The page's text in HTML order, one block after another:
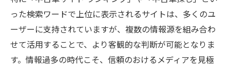
った検索ワードで上位に表示されるサイトは、多くのユ
ーザーに支持されていますが、複数の情報源を組み合わ
せて活用することで、より客観的な判断が可能となりま
す。情報過多の時代こそ、信頼のおけるメディアを見極